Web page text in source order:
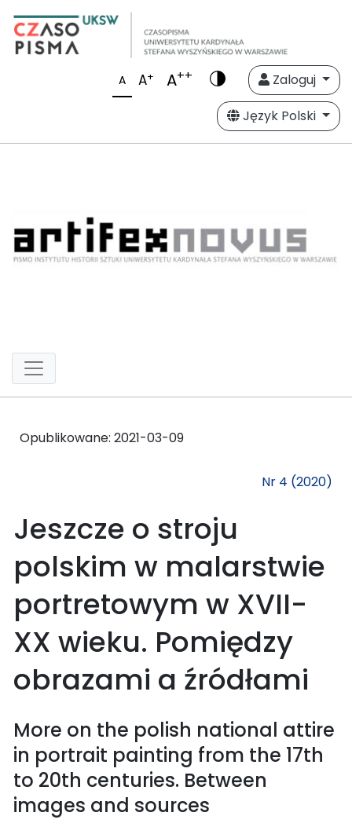
A A+ A++
Zaloguj
Język Polski
Opublikowane: 2021-03-09
Nr 4 (2020)
Jeszcze o stroju
polskim w malarstwie
portretowym w XVII-
XX wieku. Pomiędzy
obrazami a źródłami
More on the polish national attire
in portrait painting from the 17th
to 20th centuries. Between
images and sources